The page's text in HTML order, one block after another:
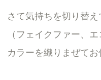
さて気持ちを切り替
（フェイクファー、
カラーを織りまぜてお